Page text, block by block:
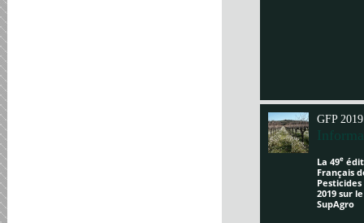
GFP 2019
La 49e
Français
2019 sur
SupAgro